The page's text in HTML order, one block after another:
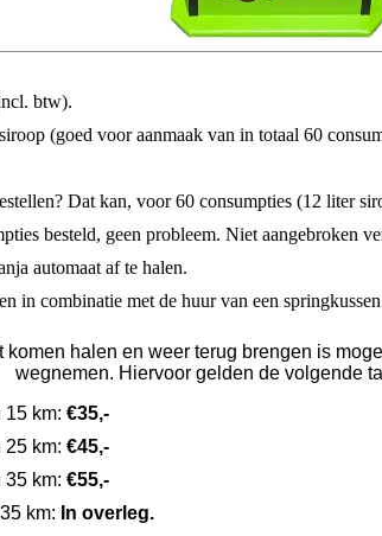
btw).
(goed voor aanmaak van in totaal 60
Dat kan, voor 60 consumpties (12 liter
besteld, geen probleem. Niet aangebroken
automaat af te halen.
in combinatie met de huur van een
komen halen en weer terug brengen is
wegnemen. Hiervoor gelden de volgende
15 km: €35,-
25 km: €45,-
35 km: €55,-
km: In overleg.